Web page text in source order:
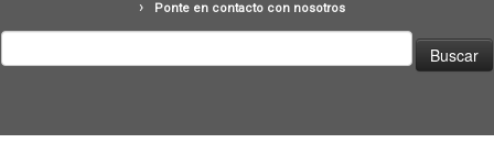
Ponte en contacto con nosotros